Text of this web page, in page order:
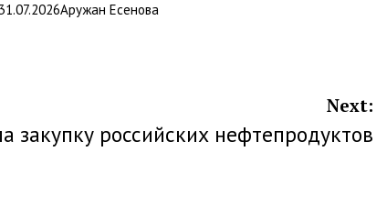
31.07.2026Аружан Есенова
Next:
закупку российских нефтепродуктов